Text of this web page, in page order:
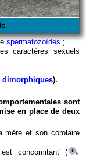
spermatozoïdes;
caractères sexuels
dimorphiques).
sont
en place de deux
et son corolaire
concomitant (